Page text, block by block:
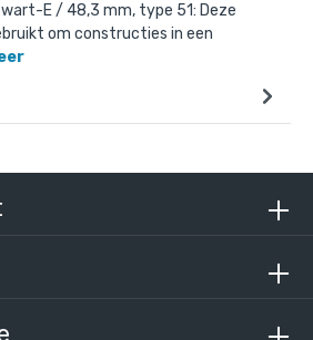
E / 48,3 mm, type 51: Deze
om constructies in een